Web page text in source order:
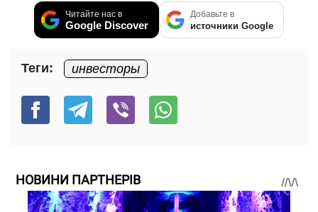
Читайте нас в
Google Discover
Добавьте в
источники Google
Теги: инвесторы
НОВИНИ ПАРТНЕРІВ